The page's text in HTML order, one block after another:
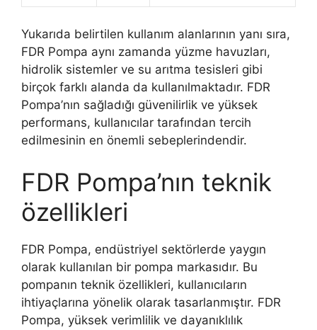
Yukarıda belirtilen kullanım alanlarının yanı sıra,
FDR Pompa aynı zamanda yüzme havuzları,
hidrolik sistemler ve su arıtma tesisleri gibi
birçok farklı alanda da kullanılmaktadır. FDR
Pompa’nın sağladığı güvenilirlik ve yüksek
performans, kullanıcılar tarafından tercih
edilmesinin en önemli sebeplerindendir.
FDR Pompa’nın teknik
özellikleri
FDR Pompa, endüstriyel sektörlerde yaygın
olarak kullanılan bir pompa markasıdır. Bu
pompanın teknik özellikleri, kullanıcıların
ihtiyaçlarına yönelik olarak tasarlanmıştır. FDR
Pompa, yüksek verimlilik ve dayanıklılık